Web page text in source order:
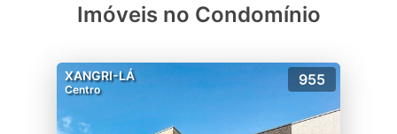
Imóveis no Condomínio
XANGRI-LÁ
Centro
955